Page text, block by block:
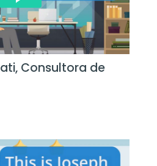
Consultora de